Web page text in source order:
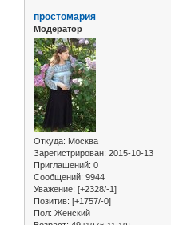
простомария
Модератор
Откуда: Москва
Зарегистрирован: 2015-10-13
Приглашений: 0
Сообщений: 9944
Уважение: [+2328/-1]
Позитив: [+1757/-0]
Пол: Женский